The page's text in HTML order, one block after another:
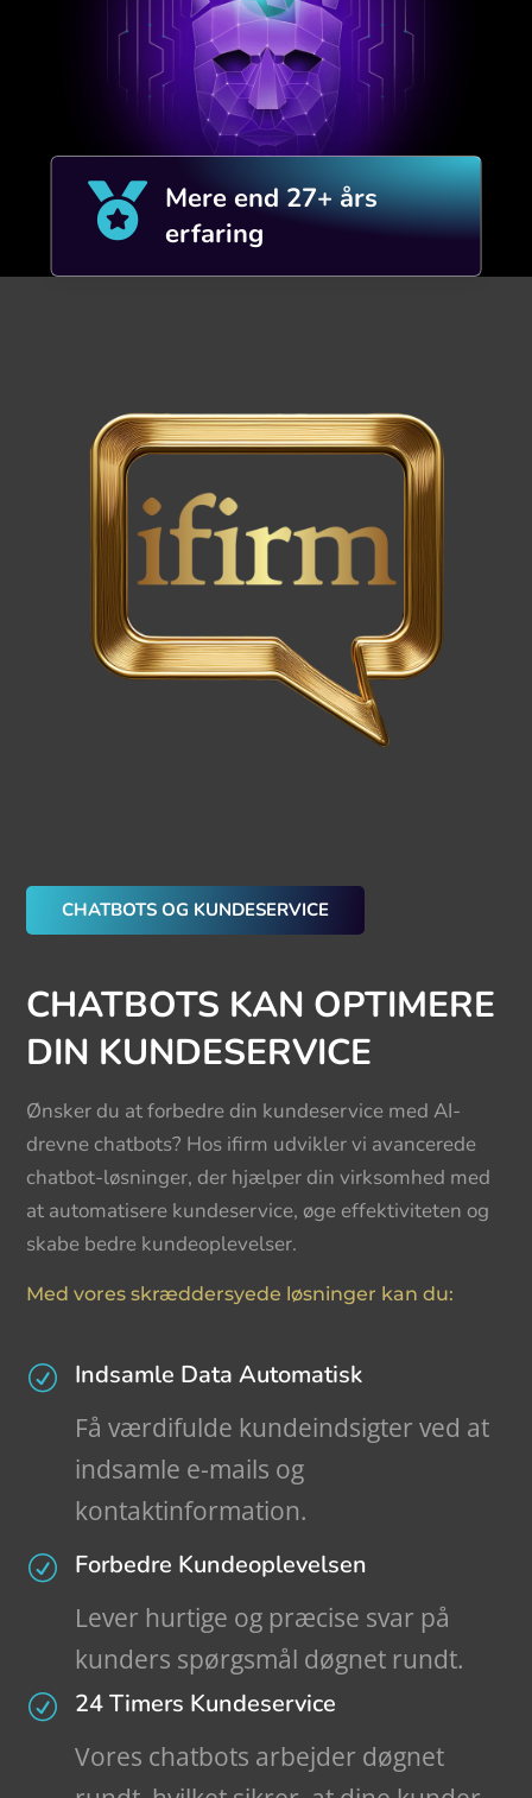

Mere end 27+ års
erfaring
CHATBOTS OG KUNDESERVICE
CHATBOTS KAN OPTIMERE
DIN KUNDESERVICE
Ønsker du at forbedre din kundeservice med AI-
drevne chatbots? Hos ifirm udvikler vi avancerede
chatbot-løsninger, der hjælper din virksomhed med
at automatisere kundeservice, øge effektiviteten og
skabe bedre kundeoplevelser.
Med vores skræddersyede løsninger kan du:
R Indsamle Data Automatisk
Få værdifulde kundeindsigter ved at
indsamle e-mails og
kontaktinformation.
R Forbedre Kundeoplevelsen
Lever hurtige og præcise svar på
kunders spørgsmål døgnet rundt.
R 24 Timers Kundeservice
Vores chatbots arbejder døgnet